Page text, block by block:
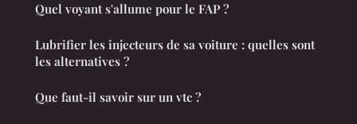
Quel voyant s'allume pour le FAP ?
Lubrifier les injecteurs de sa voiture : quelles sont
les alternatives ?
Que faut-il savoir sur un vtc ?